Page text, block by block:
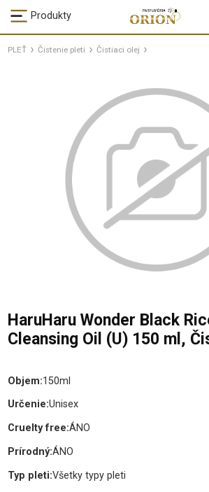
Produkty
PLEŤ Čistenie pleti Čistiaci olej
HaruHaru Wonder Black
Cleansing Oil (U) 150 ml,
Objem:150ml
Určenie:Unisex
Cruelty free:ÁNO
Prírodný:ÁNO
Typ pleti:Všetky typy pleti